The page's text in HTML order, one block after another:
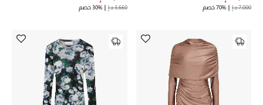
7,000 د.إ 70% خصم 3,660 د.إ 30% خصم